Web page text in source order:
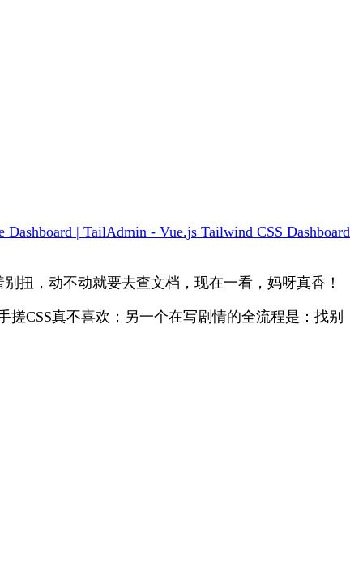
Dashboard | TailAdmin - Vue.js Tailwind CSS Dashboard
扭，动不动就要去查文档，现在一看，妈呀真香！
搓CSS真不喜欢；另一个在写剧情的全流程是：找别